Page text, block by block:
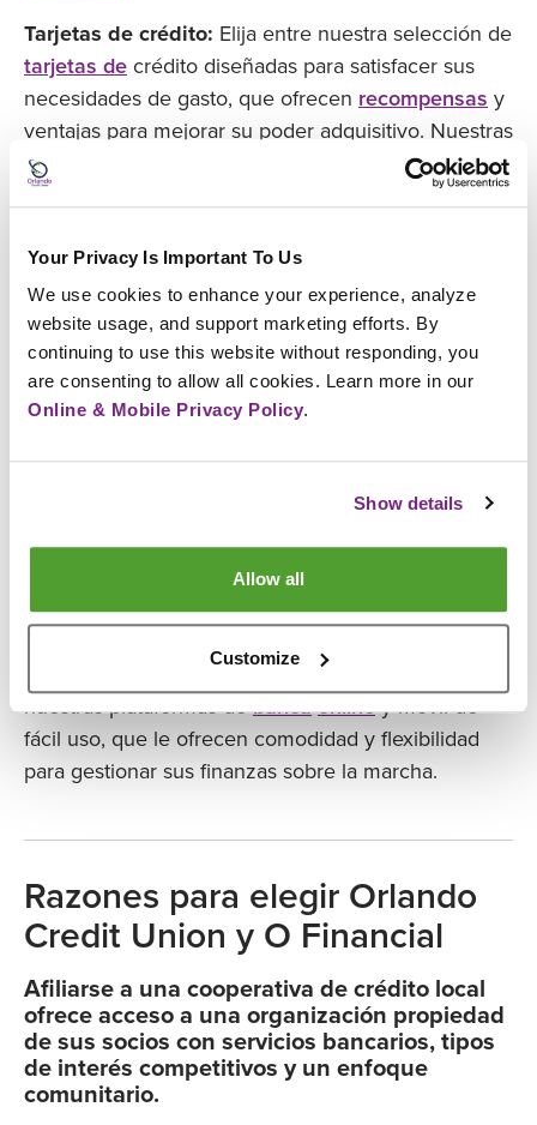
Your Privacy Is Important To Us
We use cookies to enhance your experience, analyze
website usage, and support marketing efforts. By
continuing to use this website without responding, you
Online & Mobile Privacy Policy.
Show details
Allow all
Customize
Tarjetas de crédito: Elija entre nuestra selección de
tarjetas decrédito diseñadas para satisfacer sus
necesidades de gasto, que ofrecen recompensas y
ventajas para mejorar su poder adquisitivo. Nuestras
tarjetas de crédito no tienen cuota anual yofrecen
bajos tipos de interés
Inversiones:Planifique su éxito financiero a largo
inversión, incluidos
certificados de depósito (CD)
cuentas del mercado monetario, cuentas de
jubilaciónycuentas de ahorro para la educación
Banca empresarial y comercial:
de banca empresarial ofrecen soluciones
cuentas corrientes
asesoramiento, para satisfacer las necesidades
específicas de empresarios yempresas
de forma segura en cualquier momento y lugar con
nuestras plataformas debancaonliney móvil de
fácil uso, que le ofrecen comodidad y flexibilidad
para gestionar sus finanzas sobre la marcha.
Razones para elegir Orlando
Credit Union y O Financial
Afiliarse a una cooperativa de crédito local
ofrece acceso a una organización propiedad
de sus socios con servicios bancarios, tipos
de interés competitivos y un enfoque
comunitario.